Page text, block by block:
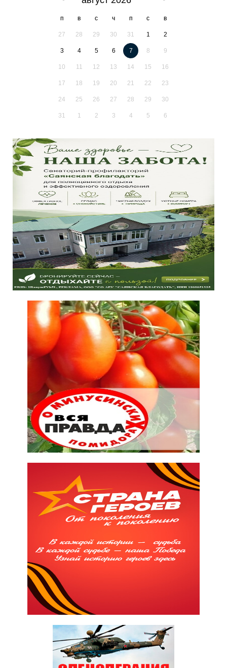
п в с ч п с в
27 28 29 30 31 1 2
3 4 5 6 7 8 9
10 11 12 13 14 15 16
17 18 19 20 21 22 23
24 25 26 27 28 29 30
31 1 2 3 4 5 6